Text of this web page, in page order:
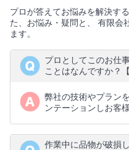
プロが答えてお悩みを解決す
た、お悩み・疑問と、 有限会
ます。
プロとしてこのお仕
ことはなんですか？
弊社の技術やプラン
ンテーションしお客
作業中に品物が破損